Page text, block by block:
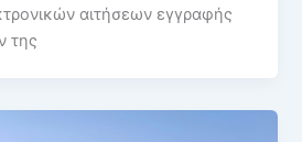
αιτήσεων εγγραφής
της